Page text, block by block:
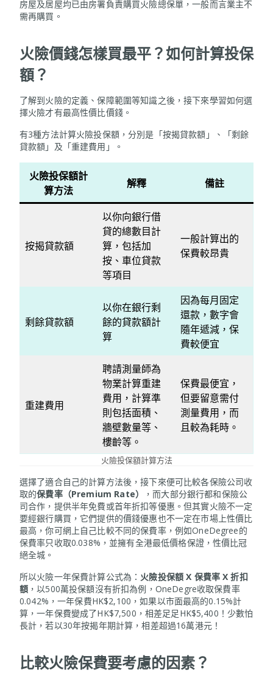
房屋及居屋均已由房署負責購買火險總保單，一般而言業主不
需再購買。
火險價錢怎樣買最平？如何計算投保
額？
了解到火險的定義、保障範圍等知識之後，接下來學習如何選
擇火險才有最高性價比價錢。
有3種方法計算火險投保額，分別是「按揭貸款額」、「剩餘
貸款額」及「重建費用」。
火險投保額計
算方法
解釋 備註
按揭貸款額
以你向銀行借
貸的總數目計
算，包括加
按、車位貸款
等項目
一般計算出的
保費較昂貴
剩餘貸款額
以你在銀行剩
餘的貸款額計
算
因為每月固定
還款，數字會
隨年遞減，保
費較便宜
重建費用
聘請測量師為
物業計算重建
費用，計算準
則包括面積、
牆壁數量等、
樓齡等。
保費最便宜，
但要留意需付
測量費用，而
且較為耗時。
火險投保額計算方法
選擇了適合自己的計算方法後，接下來便可比較各保險公司收
取的保費率（Premium Rate）
，而大部分銀行都和保險公
司合作，提供半年免費或首年折扣等優惠。但其實火險不一定
要經銀行購買，它們提供的價錢優惠也不一定在市場上性價比
最高，你可網上自己比較不同的保費率，例如OneDegree的
保費率只收取0.038%，並擁有全港最低價格保證，性價比冠
絕全城。
所以火險一年保費計算公式為： 火險投保額 X 保費率 X 折扣
額 ，以500萬投保額沒有折扣為例，OneDegre收取保費率
0.042%，一年保費HK$2,100，如果以市面最高的0.15%計
算，一年保費變成了HK$7,500，相差足足HK$5,400！少數怕
長計，若以30年按揭年期計算，相差超過16萬港元！
比較火險保費要考慮的因素？